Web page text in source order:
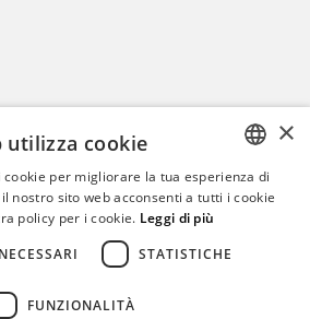
ITALIAN
×
utilizza cookie
per migliorare la tua esperienza di
nostro sito web acconsenti a tutti i cookie
policy per i cookie. Leggi di più
STATISTICHE
FUNZIONALITÀ